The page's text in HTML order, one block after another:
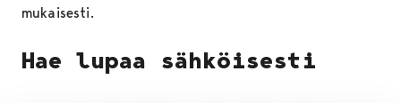
mukaisesti.
Hae lupaa sähköisesti